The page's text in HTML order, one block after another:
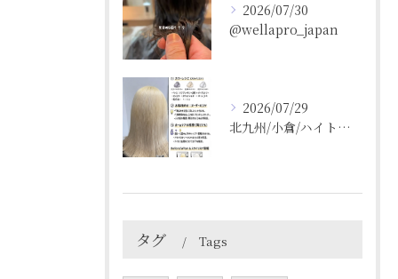
2026/07/30
@wellapro_japan
2026/07/29
北九州/小倉/ハイトーン/ケアブリーチ/ブリーチカラー
タグ Tags